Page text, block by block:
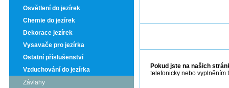
Pokud jste na našich
telefonicky nebo vyplněním
Osvětlení do jezírek
Chemie do jezírek
Dekorace jezírek
Vysavače pro jezírka
Ostatní příslušenství
Vzduchování do jezírka
Závlahy